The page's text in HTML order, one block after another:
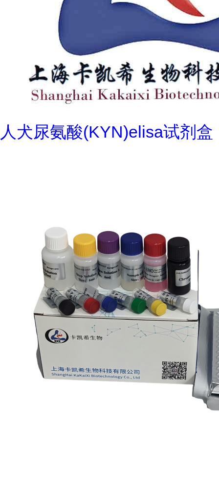
人犬尿氨酸(KYN)elisa试剂盒